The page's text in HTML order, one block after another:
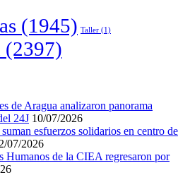
(1945) Taller (1)
(2397)
de Aragua analizaron panorama
24J 10/07/2026
esfuerzos solidarios en centro de
07/2026
Humanos de la CIEA regresaron por